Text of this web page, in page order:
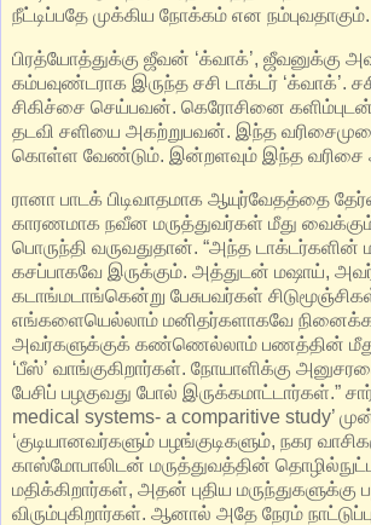
நீட்டிப்பதே முக்கிய நோக்கம் என நம்புவதாகும்.
பிரத்யோத்துக்கு ஜீவன் ‘க்வாக்’, ஜீவனுக்கு
கம்பவுண்டராக இருந்த சசி டாக்டர் ‘க்வாக்’.
சிகிச்சை செய்பவன்‌. கெரோசினை
தடவி சளியை அகற்றுபவன். இந்த
கொள்ள வேண்டும். இன்றளவும் இந்த வரிசை
ரானா பாடக் பிடிவாதமாக ஆயுர்வேதத்தை
காரணமாக நவீன மருத்துவர்கள் மீது
பொருந்தி வருவதுதான். “அந்த டாக்டர்களின்
கசப்பாகவே இருக்கும். அத்துடன் மஷாய்,
கடாங்மடாங்கென்று பேசுபவர்கள்
எங்களையெல்லாம் மனிதர்களாகவே
அவர்களுக்குக் கண்ணெல்லாம் பணத்தின்
‘பீஸ்’ வாங்குகிறார்கள். நோயாளிக்கு
பேசிப் பழகுவது போல் இருக்கமாட்டார்கள்.”
medical systems- a comparitive study’
‘குடியானவர்களும் பழங்குடிகளும், நகர
காஸ்மோபாலிடன் மருத்துவத்தின்
மதிக்கிறார்கள், அதன் புதிய
விரும்புகிறார்கள். ஆனால் அதே நேரம்